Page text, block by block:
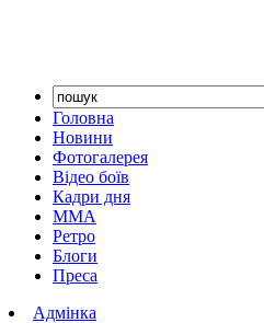
Головна
Новини
Фотогалерея
Відео боїв
Кадри дня
ММА
Ретро
Блоги
Преса
Адмінка